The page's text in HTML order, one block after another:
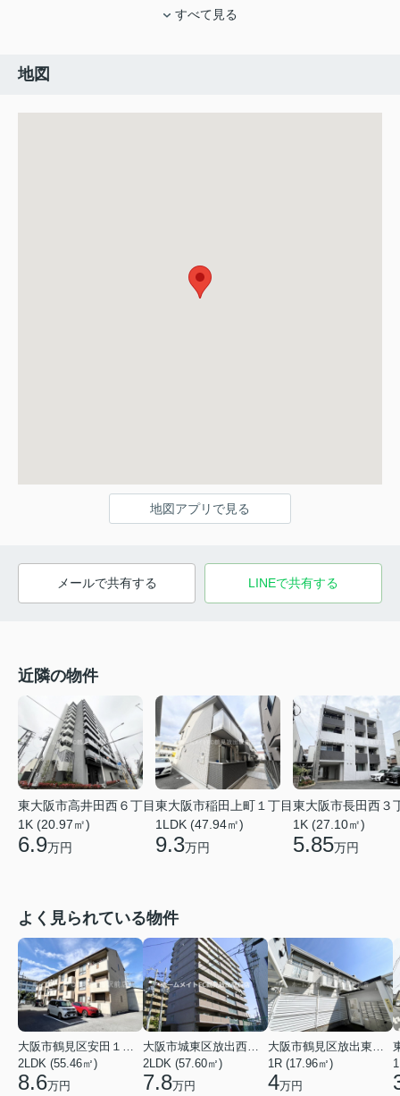
すべて見る
地図
地図アプリで見る
メールで共有する LINEで共有する
近隣の物件
東大阪市高井田西６丁目
1K (20.97㎡)
6.9万円
東大阪市稲田上町１丁目
1LDK (47.94㎡)
9.3万円
東大阪市長田西３
1K (27.10㎡)
5.85万円
よく見られている物件
大阪市鶴見区安田１丁目
2LDK (55.46㎡)
8.6万円
大阪市城東区放出西２丁目
2LDK (57.60㎡)
7.8万円
大阪市鶴見区放出東３丁目
1R (17.96㎡)
4万円